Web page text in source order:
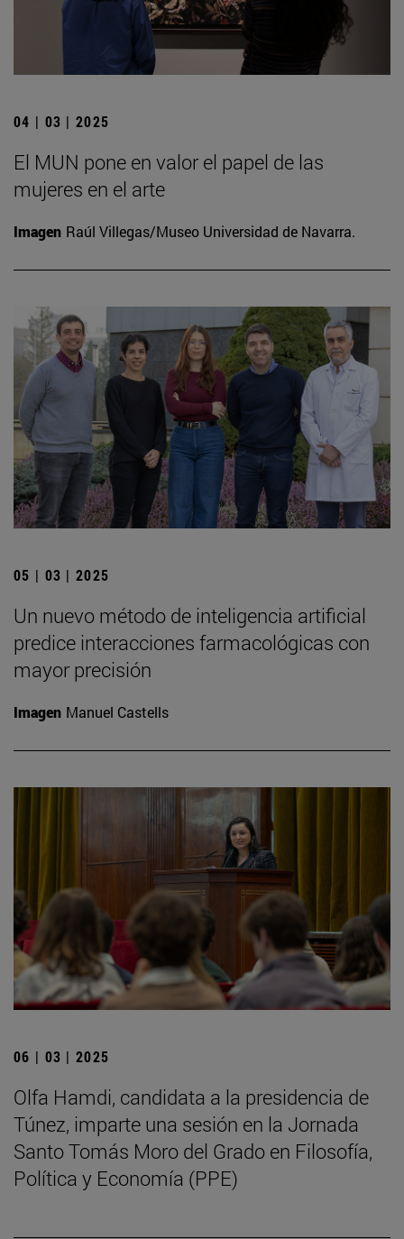
04 | 03 | 2025
El MUN pone en valor el papel de las
mujeres en el arte
Imagen Raúl Villegas/Museo Universidad de Navarra.
05 | 03 | 2025
Un nuevo método de inteligencia artificial
predice interacciones farmacológicas con
mayor precisión
Imagen Manuel Castells
06 | 03 | 2025
Olfa Hamdi, candidata a la presidencia de
Túnez, imparte una sesión en la Jornada
Santo Tomás Moro del Grado en Filosofía,
Política y Economía (PPE)